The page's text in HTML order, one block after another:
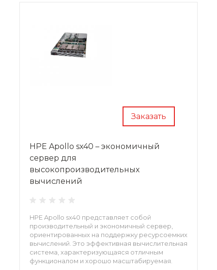
Заказать
HPE Apollo sx40 – экономичный
сервер для
высокопроизводительных
вычислений
HPE Apollo sx40 представляет собой
производительный и экономичный сервер,
ориентированных на поддержку ресурсоемких
вычислений. Это эффективная вычислительная
система, характеризующаяся отличным
функционалом и хорошо масштабируемая.